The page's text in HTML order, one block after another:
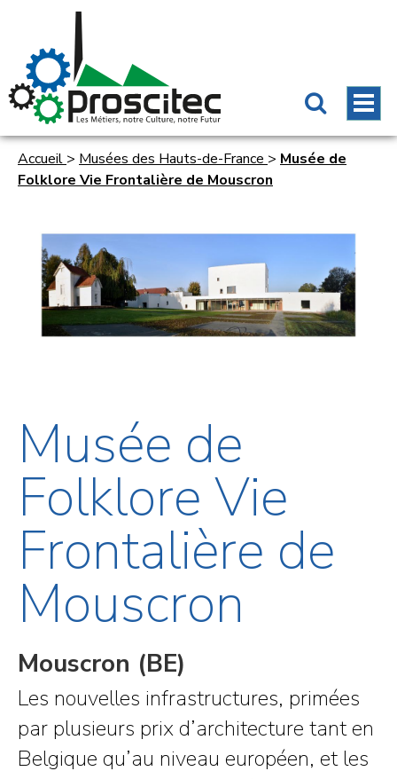
Accueil > Musées des Hauts-de-France > Musée de
Folklore Vie Frontalière de Mouscron
Musée de
Folklore Vie
Frontalière de
Mouscron
Mouscron (BE)
Les nouvelles infrastructures, primées
par plusieurs prix d’architecture tant en
Belgique qu’au niveau européen, et les